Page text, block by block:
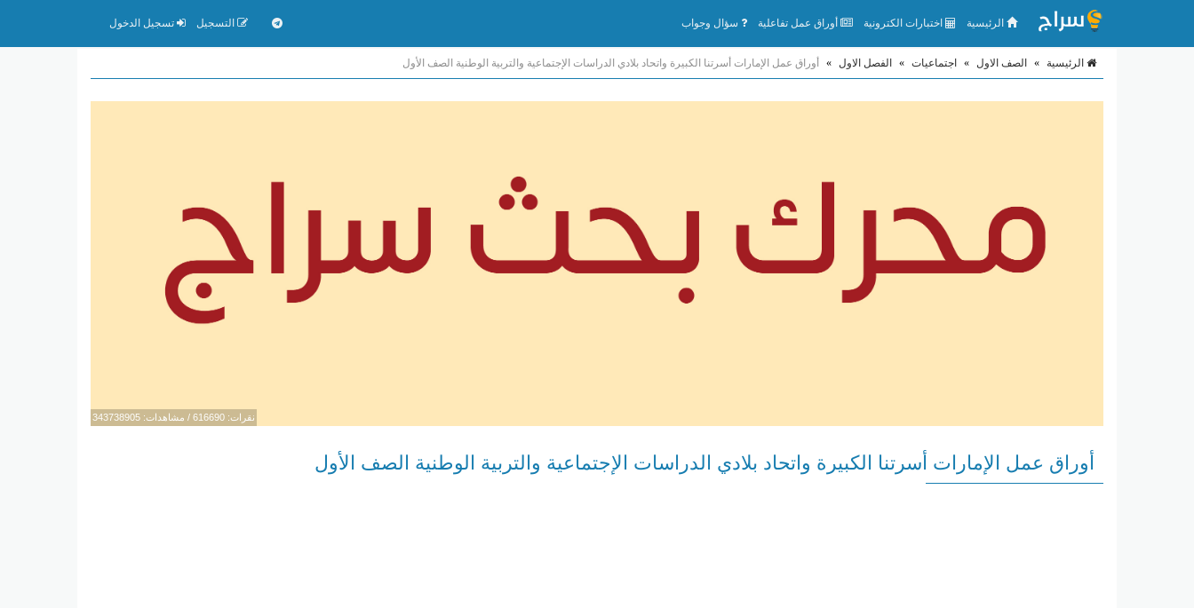
الرئيسية اختبارات الكترونية أوراق عمل تفاعلية سؤال وجواب التسجيل تسجيل الدخول
الرئيسية » الصف الاول » اجتماعيات » الفصل الاول » أوراق عمل الإمارات أسرتنا الكبيرة واتحاد بلادي الدراسات الإجتماعية والتربية الوطنية الصف الأول
نقرات: 616690 / مشاهدات: 343738905
أوراق عمل الإمارات أسرتنا الكبيرة واتحاد بلادي الدراسات الإجتماعية والتربية الوطنية الصف الأول